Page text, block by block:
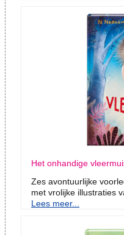
Het onhandige
Zes avontuurlijke
met vrolijke illustraties
Lees meer...